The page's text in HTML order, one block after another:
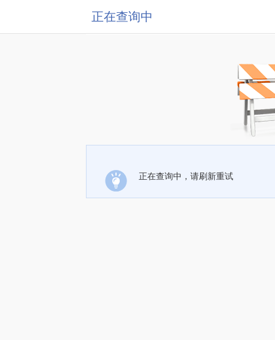
正在查询中
正在查询中，请刷新重试